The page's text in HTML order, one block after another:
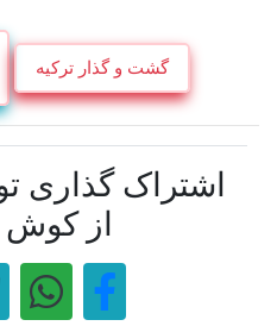
گشت و گذار ترکیه
اشتراک گذاری
از کوش